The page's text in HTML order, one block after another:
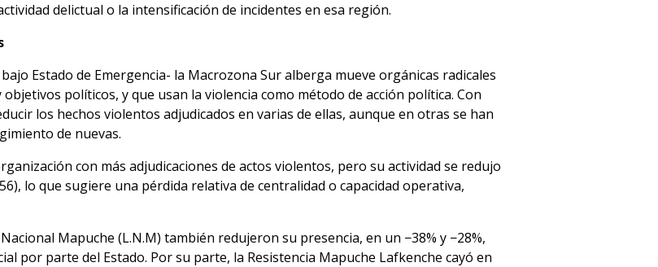
delictual o la intensificación de incidentes en esa región.
Estado de Emergencia- la Macrozona Sur alberga mueve orgánicas radicales
políticos, y que usan la violencia como método de acción política. Con
los hechos violentos adjudicados en varias de ellas, aunque en otras se han
de nuevas.
con más adjudicaciones de actos violentos, pero su actividad se redujo
lo que sugiere una pérdida relativa de centralidad o capacidad operativa,
Mapuche (L.N.M) también redujeron su presencia, en un −38% y −28%,
por parte del Estado. Por su parte, la Resistencia Mapuche Lafkenche cayó en